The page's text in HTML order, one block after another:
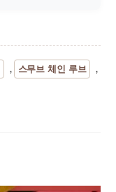
, 스무브 체인 루브 ,